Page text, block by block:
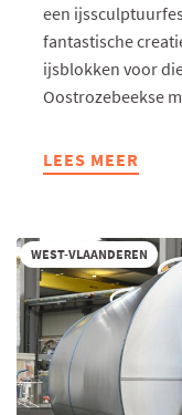
een
fantastische
ijsblokken voor
Oostrozebeekse
LEES MEER
ABOUT
GIGANTISCHE
IJSBLOKKEN
WEST-VLAANDEREN